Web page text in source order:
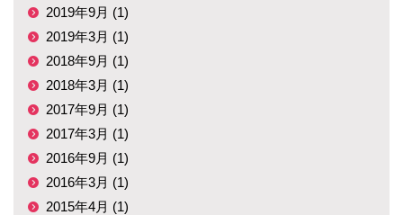
2019年9月 (1)
2019年3月 (1)
2018年9月 (1)
2018年3月 (1)
2017年9月 (1)
2017年3月 (1)
2016年9月 (1)
2016年3月 (1)
2015年4月 (1)